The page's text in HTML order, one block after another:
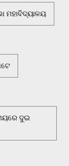
ମହାବିଦ୍ୟାଳୟ
ଦୁଇ